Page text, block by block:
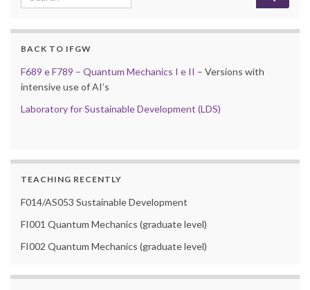
BACK TO IFGW
F689 e F789 – Quantum Mechanics I e II – Versions with
intensive use of AI’s
Laboratory for Sustainable Development (LDS)
TEACHING RECENTLY
F014/AS053 Sustainable Development
FI001 Quantum Mechanics (graduate level)
FI002 Quantum Mechanics (graduate level)